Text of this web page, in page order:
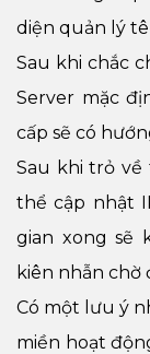
diện quản lý
Sau khi chắc
Server mặc
cấp sẽ có
Sau khi trỏ
thể cập nhật
gian xong sẽ
kiên nhẫn chờ
Có một lưu ý
miền hoạt